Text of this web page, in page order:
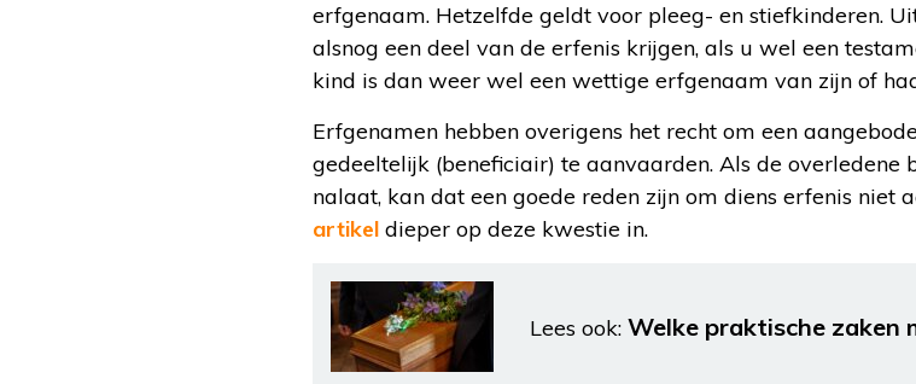
erfgenaam. Hetzelfde geldt voor pleeg- en stiefkinderen.
alsnog een deel van de erfenis krijgen, als u wel een
kind is dan weer wel een wettige erfgenaam van zijn of
Erfgenamen hebben overigens het recht om een
gedeeltelijk (beneficiair) te aanvaarden. Als de overledene
nalaat, kan dat een goede reden zijn om diens erfenis niet
artikel dieper op deze kwestie in.
Lees ook: Welke praktische zaken